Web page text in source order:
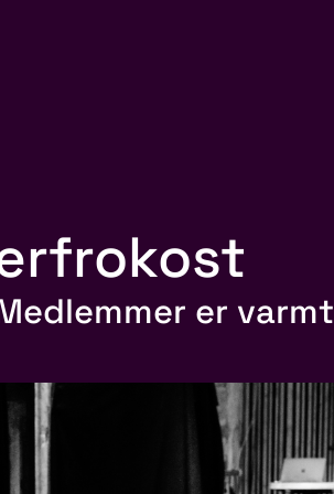
er varmt